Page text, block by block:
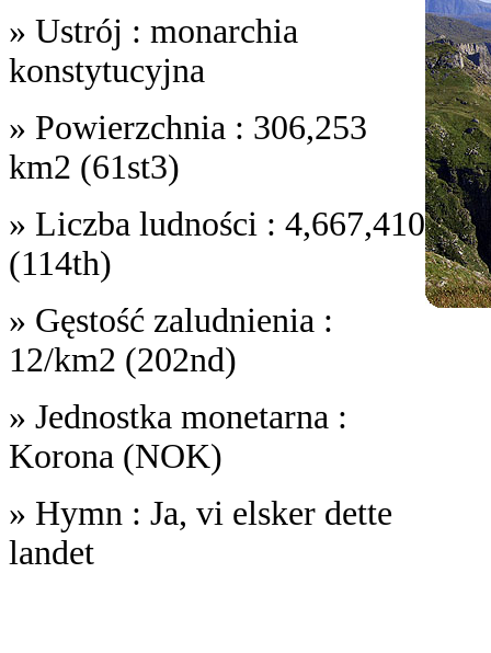
» Ustrój : monarchia
konstytucyjna
» Powierzchnia : 306,253
km2 (61st3)
» Liczba ludności : 4,667,410
(114th)
» Gęstość zaludnienia :
12/km2 (202nd)
» Jednostka monetarna :
Korona (NOK)
» Hymn : Ja, vi elsker dette
landet